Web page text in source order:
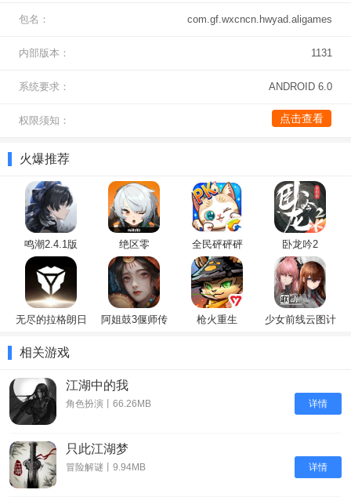
墨剑江湖手游背景介绍
不断，武林中充满了恩怨情仇。
2、你将扮演一个刚刚踏入江湖的少年或少女，通过不断的修炼和历
练，逐渐揭示江湖背后的秘密。
3、除了主线任务外，还有很多支线任务和随机事件等你去探索，每
次玩都会有新的惊喜。
特色玩法
包名： com.gf.wxcncn.hwyad.aligames
内部版本： 1131
系统要求： ANDROID 6.0
权限须知： 点击查看
火爆推荐
鸣潮2.4.1版 绝区零 全民砰砰砰 卧龙吟2
无尽的拉格朗日 阿姐鼓3偃师传 枪火重生
少女前线云图计
相关游戏
详情
江湖中的我
角色扮演丨66.26MB
详情
只此江湖梦
冒险解谜丨9.94MB